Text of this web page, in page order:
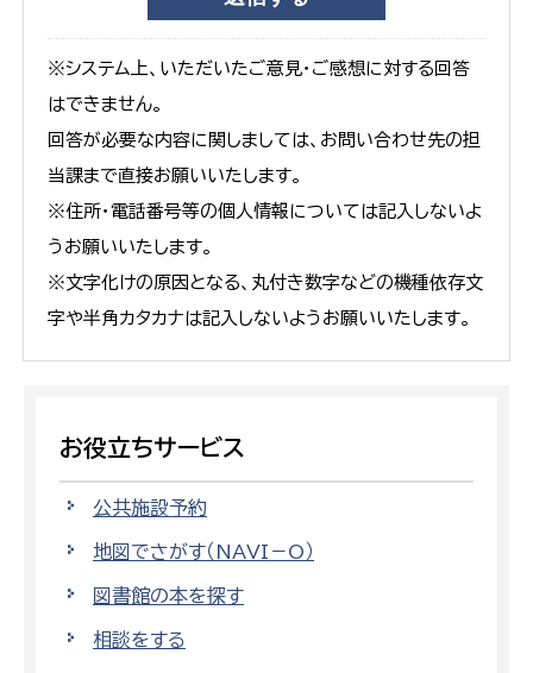
※システム上、いただいたご意見・ご感想に対する回答
はできません。
回答が必要な内容に関しましては、お問い合わせ先の担
当課まで直接お願いいたします。
※住所・電話番号等の個人情報については記入しないよ
うお願いいたします。
※文字化けの原因となる、丸付き数字などの機種依存文
字や半角カタカナは記入しないようお願いいたします。
お役立ちサービス
公共施設予約
地図でさがす（NAVI－O）
図書館の本を探す
相談をする